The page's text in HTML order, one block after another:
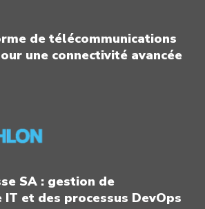
de télécommunications
une connectivité avancée
SA : gestion de
et des processus DevOps